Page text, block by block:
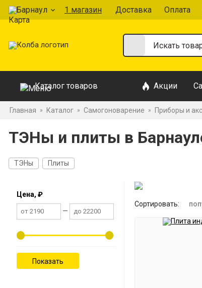
Барнаул 1 магазин Доставка Оплата
Каталог товаров Акции
Главная » Каталог » Самогоноварение » Приборы и
ТЭНы и плиты в
ТЭНы Плиты
Цена, ₽
—
Сортировать: